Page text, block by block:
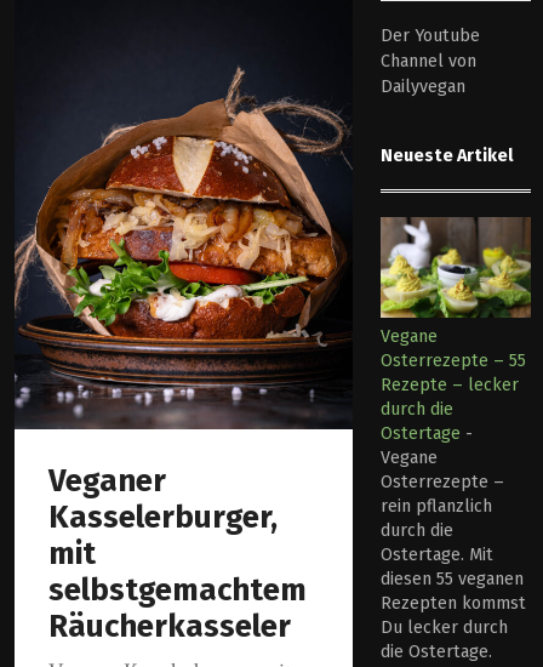
Veganer
Kasselerburger,
mit
selbstgemachtem
Räucherkasseler
Der Youtube
Channel von
Dailyvegan
Neueste Artikel
Vegane
Osterrezepte – 55
Rezepte – lecker
durch die
Ostertage -
Vegane
Osterrezepte –
rein pflanzlich
durch die
Ostertage. Mit
diesen 55 veganen
Rezepten kommst
Du lecker durch
die Ostertage.